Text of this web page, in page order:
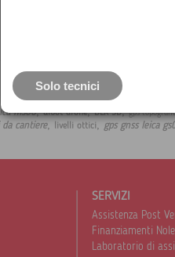
ms60,aibot drone,BLK 3D,gps
cantiere, livelli ottici, gps gnss leica
SERVIZI
Assistenza Post
Finanziamenti
Laboratorio di
Solo tecnici